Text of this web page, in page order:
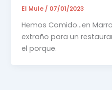
El Mule / 07/01/2023
Hemos Comido…en
extraño para un
el porque.